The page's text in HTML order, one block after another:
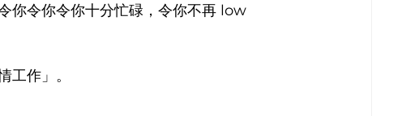
你令你令你十分忙碌，令你不再 low
工作」。